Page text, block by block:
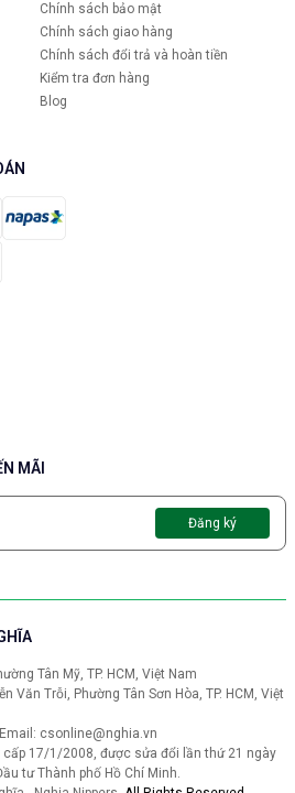
Chính sách bảo mật
Chính sách giao hàng
Chính sách đổi trả và hoàn tiền
Kiểm tra đơn hàng
Blog
MÃI
Đăng ký
Tân Mỹ, TP. HCM, Việt Nam
Văn Trỗi, Phường Tân Sơn Hòa, TP. HCM, Việt
csonline@nghia.vn
cấp 17/1/2008, được sửa đổi lần thứ 21 ngày
tư Thành phố Hồ Chí Minh.